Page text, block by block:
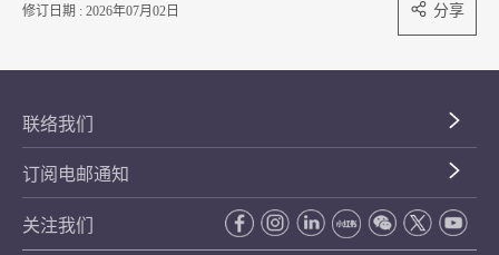
修订日期 : 2026年07月02日 分享
联络我们
订阅电邮通知
关注我们